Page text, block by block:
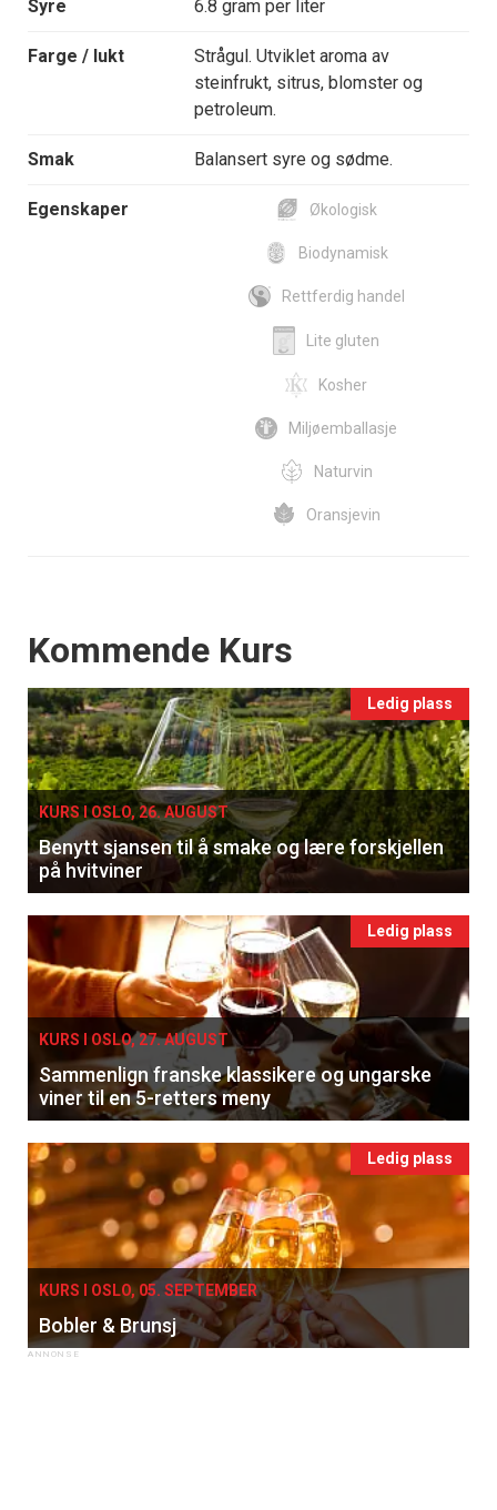
Syre 6.8 gram per liter
Farge / lukt
Strågul. Utviklet aroma av
steinfrukt, sitrus, blomster og
petroleum.
Smak Balansert syre og sødme.
Egenskaper Økologisk
Biodynamisk
Rettferdig handel
Lite gluten
Kosher
Miljøemballasje
Naturvin
Oransjevin
Events
Kommende Kurs
Ledig plass
KURS I OSLO, 26. AUGUST
Benytt sjansen til å smake og lære forskjellen
på hvitviner
Ledig plass
KURS I OSLO, 27. AUGUST
Sammenlign franske klassikere og ungarske
viner til en 5-retters meny
Ledig plass
KURS I OSLO, 05. SEPTEMBER
Bobler & Brunsj